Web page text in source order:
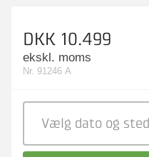
DKK 10.499
ekskl. moms
Nr. 91246 A
Vælg dato og sted